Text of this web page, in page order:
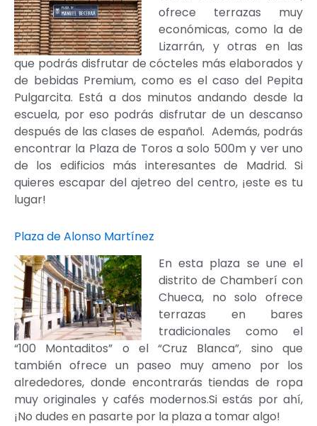
ofrece terrazas muy
económicas, como la de
Lizarrán, y otras en las
que podrás disfrutar de cócteles más elaborados y
de bebidas Premium, como es el caso del Pepita
Pulgarcita. Está a dos minutos andando desde la
escuela, por eso podrás disfrutar de un descanso
después de las clases de español. Además, podrás
encontrar la Plaza de Toros a solo 500m y ver uno
de los edificios más interesantes de Madrid. Si
quieres escapar del ajetreo del centro, ¡este es tu
lugar!
Plaza de Alonso Martínez
En esta plaza se une el
distrito de Chamberí con
Chueca, no solo ofrece
terrazas en bares
tradicionales como el
“100 Montaditos” o el “Cruz Blanca”, sino que
también ofrece un paseo muy ameno por los
alrededores, donde encontrarás tiendas de ropa
muy originales y cafés modernos.Si estás por ahí,
¡No dudes en pasarte por la plaza a tomar algo!